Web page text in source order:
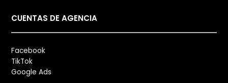
CUENTAS DE AGENCIA
Facebook
TikTok
Google Ads